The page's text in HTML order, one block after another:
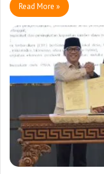
Read More »